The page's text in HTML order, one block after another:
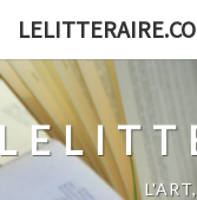
content